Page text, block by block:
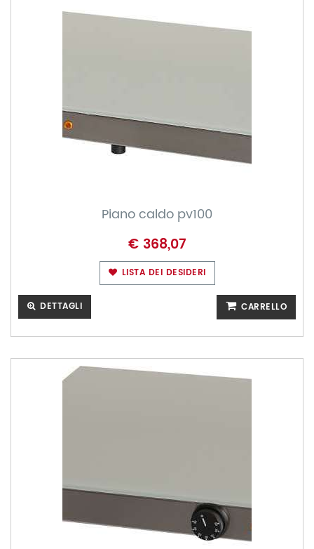
Piano caldo pv100
€ 368,07
LISTA DEI DESIDERI
DETTAGLI CARRELLO